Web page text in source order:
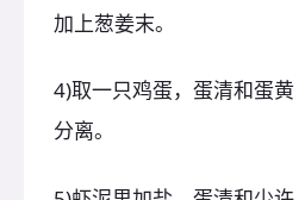
加上葱姜末。
4)取一只鸡蛋，蛋清和蛋黄
分离。